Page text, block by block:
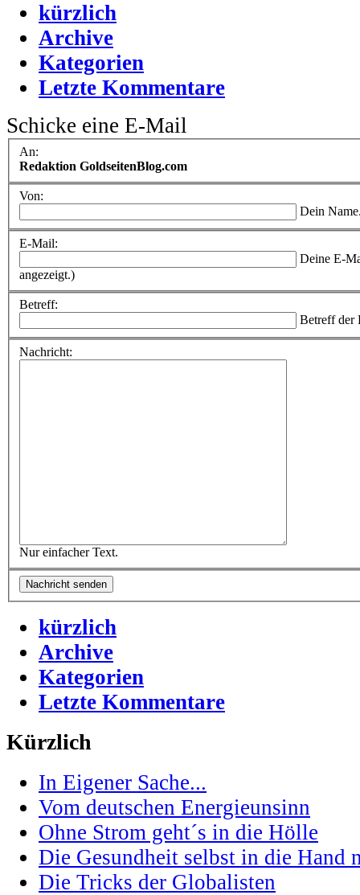
kürzlich
Archive
Kategorien
Letzte Kommentare
Schicke eine E-Mail
An:
Redaktion GoldseitenBlog.com
Von:
Dein
E-Mail:
Deine E-
angezeigt.)
Betreff:
Betreff der
Nachricht:
Nur einfacher Text.
kürzlich
Archive
Kategorien
Letzte Kommentare
Kürzlich
In Eigener Sache...
Vom deutschen Energieunsinn
Ohne Strom geht´s in die Hölle
Die Gesundheit selbst in die Hand
Die Tricks der Globalisten